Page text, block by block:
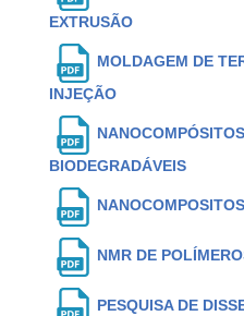
EXTRUSÃO
MOLDAGEM DE
INJEÇÃO
BIODEGRADÁVEIS
NMR DE
PESQUISA DE